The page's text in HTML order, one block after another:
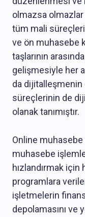
olmazsa olmazlar
tüm mali
ve ön muhasebe
taşlarının
gelişmesiyle her
da dijitalleşmenin
süreçlerinin de
olanak tanımıştır.
Online muhasebe
muhasebe
hızlandırmak için
programlara
işletmelerin
depolamasını ve